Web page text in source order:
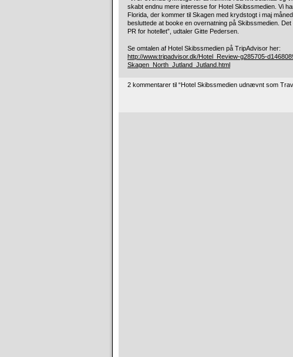
skabt endnu mere interesse for Hotel Skibssmedien. Vi
Florida, der kommer til Skagen med krydstogt i maj
besluttede at booke en overnatning på Skibssmedien.
PR for hotellet”, udtaler Gitte Pedersen.
Se omtalen af Hotel Skibssmedien på TripAdvisor her:
http://www.tripadvisor.dk/Hotel_Review-g285705-
Skagen_North_Jutland_Jutland.html
2 kommentarer til “Hotel Skibssmedien udnævnt som